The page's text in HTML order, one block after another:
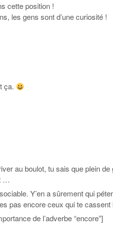
cette position !
les gens sont d’une curiosité !
ça.
au boulot, tu sais que plein
…
Y’en a sûrement qui
pas encore ceux qui te
de l’adverbe “encore”]